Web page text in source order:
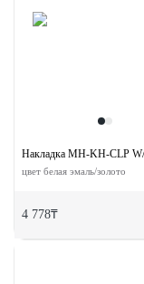
Накладка MH-KH-CLP W/
цвет белая эмаль/золото
4 778₸